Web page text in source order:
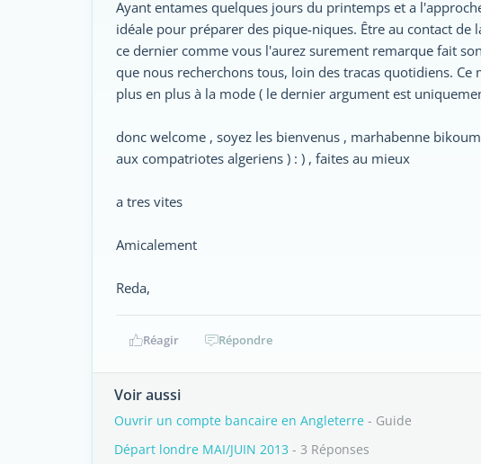
Ayant entames quelques jours du printemps et a
idéale pour préparer des pique-niques. Être au contact
ce dernier comme vous l'aurez surement remarque fait
que nous recherchons tous, loin des tracas quotidiens.
plus en plus à la mode ( le dernier argument est
donc welcome , soyez les bienvenus , marhabenne
aux compatriotes algeriens ) : ) , faites au mieux
a tres vites
Amicalement
Reda,
Réagir Répondre
Voir aussi
Ouvrir un compte bancaire en Angleterre - Guide
Départ londre MAI/JUIN 2013 - 3 Réponses